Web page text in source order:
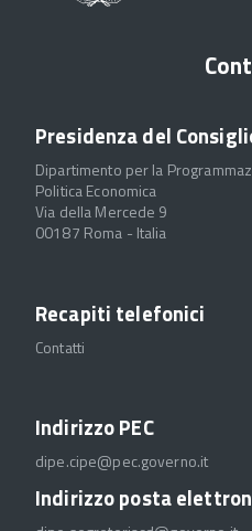
Presidenza del
Dipartimento per la
Politica Economica
Via della Mercede 9
00187 Roma - Italia
Recapiti telefonici
Contatti
Indirizzo PEC
dipe.cipe@pec.governo.it
Indirizzo posta